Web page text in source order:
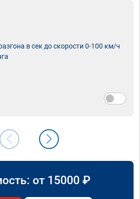
в сек до скорости 0-100 км/ч
от 15000 ₽